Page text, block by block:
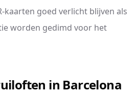
kaarten goed verlicht blijven als
worden gedimd voor het
in Barcelona